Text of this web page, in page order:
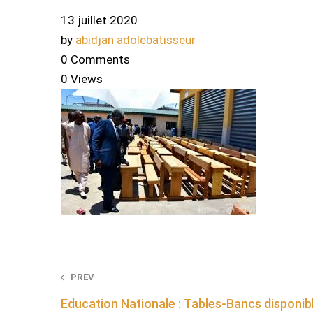
13 juillet 2020
by abidjan adolebatisseur
0 Comments
0 Views
Post
PREV
Education Nationale : Tables-Bancs